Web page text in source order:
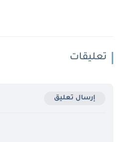
تعليقات
إرسال تعليق